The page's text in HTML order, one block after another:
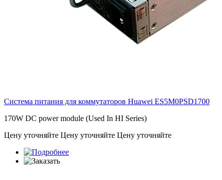
Система питания для коммутаторов Huawei ES5M0PSD1700
170W DC power module (Used In HI Series)
Цену уточняйте Цену уточняйте Цену уточняйте